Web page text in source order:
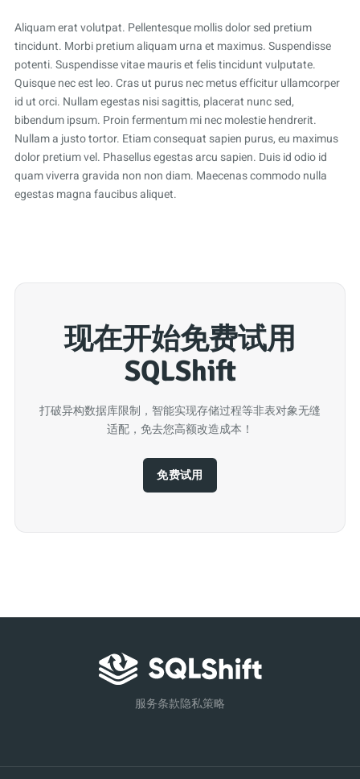
Aliquam erat volutpat. Pellentesque mollis dolor sed pretium
tincidunt. Morbi pretium aliquam urna et maximus. Suspendisse
potenti. Suspendisse vitae mauris et felis tincidunt vulputate.
Quisque nec est leo. Cras ut purus nec metus efficitur ullamcorper
id ut orci. Nullam egestas nisi sagittis, placerat nunc sed,
bibendum ipsum. Proin fermentum mi nec molestie hendrerit.
Nullam a justo tortor. Etiam consequat sapien purus, eu maximus
dolor pretium vel. Phasellus egestas arcu sapien. Duis id odio id
quam viverra gravida non non diam. Maecenas commodo nulla
egestas magna faucibus aliquet.
现在开始免费试用
SQLShift
打破异构数据库限制，智能实现存储过程等非表对象无缝
适配，免去您高额改造成本！
免费试用
服务条款隐私策略